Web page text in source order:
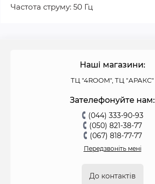
Частота струму: 50 Гц
Наші магазини:
ТЦ "4ROOM", ТЦ "АРАКС"
Зателефонуйте нам:
(044) 333-90-93
(050) 821-38-77
(067) 818-77-77
Передзвоніть мені
До контактів